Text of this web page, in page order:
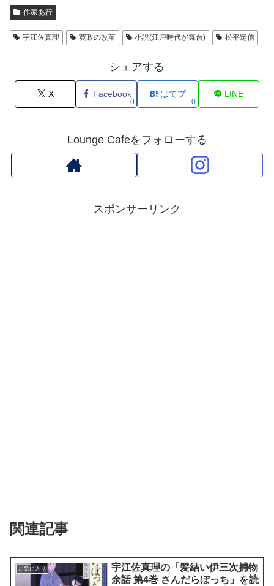
作家あ行
宇江佐真理 寛政の改革 小説(江戸時代が舞台) 松平定信
シェアする
X Facebook
0
はてブ
0
LINE
Lounge Cafeをフォローする
スポンサーリンク
関連記事
お気に入り
宇江佐真理の「髪結い伊三次捕物
余話 第4巻 さんだらぼっち」を読